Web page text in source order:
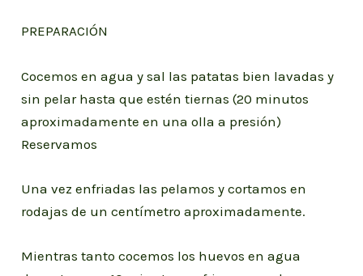
PREPARACIÓN
Cocemos en agua y sal las patatas bien lavadas y
sin pelar hasta que estén tiernas (20 minutos
aproximadamente en una olla a presión)
Reservamos
Una vez enfriadas las pelamos y cortamos en
rodajas de un centímetro aproximadamente.
Mientras tanto cocemos los huevos en agua